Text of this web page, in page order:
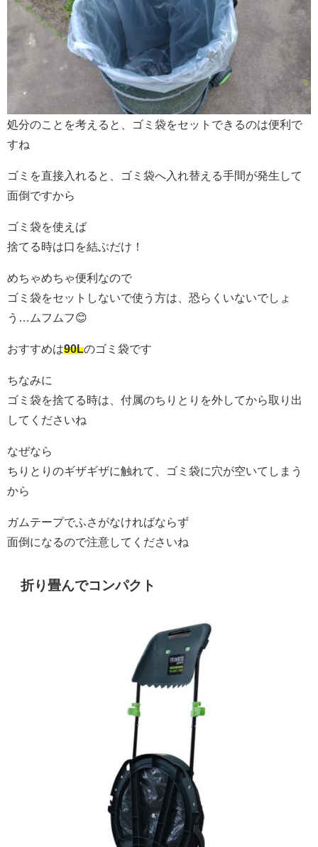
処分のことを考えると、ゴミ袋をセットできるのは便利で
すね
ゴミを直接入れると、ゴミ袋へ入れ替える手間が発生して
面倒ですから
ゴミ袋を使えば
捨てる時は口を結ぶだけ！
めちゃめちゃ便利なので
ゴミ袋をセットしないで使う方は、恐らくいないでしょ
う…ムフムフ😊
おすすめは90Lのゴミ袋です
ちなみに
ゴミ袋を捨てる時は、付属のちりとりを外してから取り出
してくださいね
なぜなら
ちりとりのギザギザに触れて、ゴミ袋に穴が空いてしまう
から
ガムテープでふさがなければならず
面倒になるので注意してくださいね
折り畳んでコンパクト